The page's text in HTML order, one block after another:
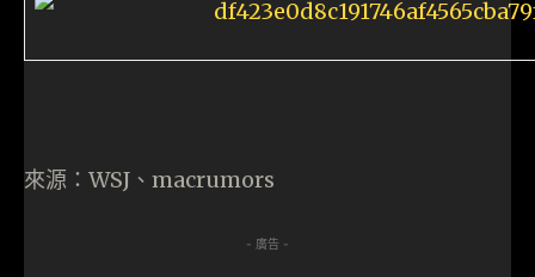
來源：WSJ、macrumors
- 廣告 -